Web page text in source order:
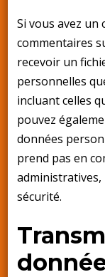
Si vous avez un
commentaires
recevoir un
personnelles
incluant celles
pouvez
données
prend pas en
administratives,
sécurité.